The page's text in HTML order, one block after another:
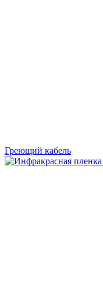
Греющий кабель